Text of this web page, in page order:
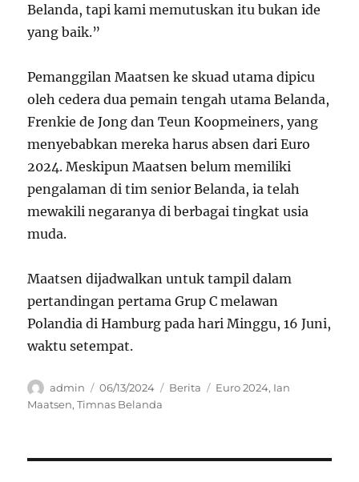
Belanda, tapi kami memutuskan itu bukan ide
yang baik.”
Pemanggilan Maatsen ke skuad utama dipicu
oleh cedera dua pemain tengah utama Belanda,
Frenkie de Jong dan Teun Koopmeiners, yang
menyebabkan mereka harus absen dari Euro
2024. Meskipun Maatsen belum memiliki
pengalaman di tim senior Belanda, ia telah
mewakili negaranya di berbagai tingkat usia
muda.
Maatsen dijadwalkan untuk tampil dalam
pertandingan pertama Grup C melawan
Polandia di Hamburg pada hari Minggu, 16 Juni,
waktu setempat.
Author
admin
Posted
on
06/13/2024 Categories
Berita Tags
Euro 2024, Ian
Maatsen,Timnas Belanda